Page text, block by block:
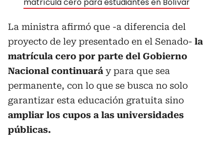
La ministra afirmó que -a diferencia del
proyecto de ley presentado en el Senado- la
matrícula cero por parte del Gobierno
Nacional continuará y para que sea
permanente, con lo que se busca no solo
garantizar esta educación gratuita sino
ampliar los cupos a las universidades
públicas.